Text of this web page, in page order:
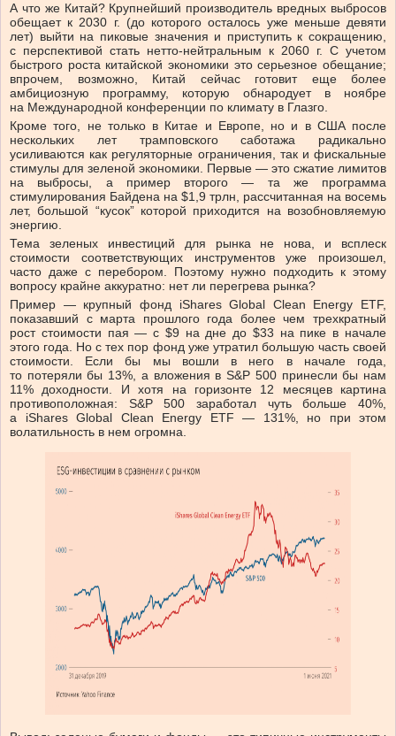
А что же Китай? Крупнейший производитель вредных выбросов
обещает к 2030 г. (до которого осталось уже меньше девяти
лет) выйти на пиковые значения и приступить к сокращению,
с перспективой стать нетто-нейтральным к 2060 г. С учетом
быстрого роста китайской экономики это серьезное обещание;
впрочем, возможно, Китай сейчас готовит еще более
амбициозную программу, которую обнародует в ноябре
на Международной конференции по климату в Глазго.
Кроме того, не только в Китае и Европе, но и в США после
нескольких лет трамповского саботажа радикально
усиливаются как регуляторные ограничения, так и фискальные
стимулы для зеленой экономики. Первые — это сжатие лимитов
на выбросы, а пример второго — та же программа
стимулирования Байдена на $1,9 трлн, рассчитанная на восемь
лет, большой “кусок” которой приходится на возобновляемую
энергию.
Тема зеленых инвестиций для рынка не нова, и всплеск
стоимости соответствующих инструментов уже произошел,
часто даже с перебором. Поэтому нужно подходить к этому
вопросу крайне аккуратно: нет ли перегрева рынка?
Пример — крупный фонд iShares Global Clean Energy ETF,
показавший с марта прошлого года более чем трехкратный
рост стоимости пая — с $9 на дне до $33 на пике в начале
этого года. Но с тех пор фонд уже утратил большую часть своей
стоимости. Если бы мы вошли в него в начале года,
то потеряли бы 13%, а вложения в S&P 500 принесли бы нам
11% доходности. И хотя на горизонте 12 месяцев картина
противоположная: S&P 500 заработал чуть больше 40%,
а iShares Global Clean Energy ETF — 131%, но при этом
волатильность в нем огромна.